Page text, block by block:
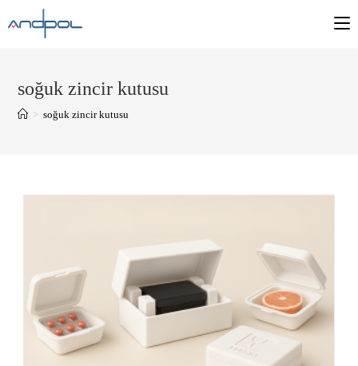
soğuk zincir kutusu
> soğuk zincir kutusu